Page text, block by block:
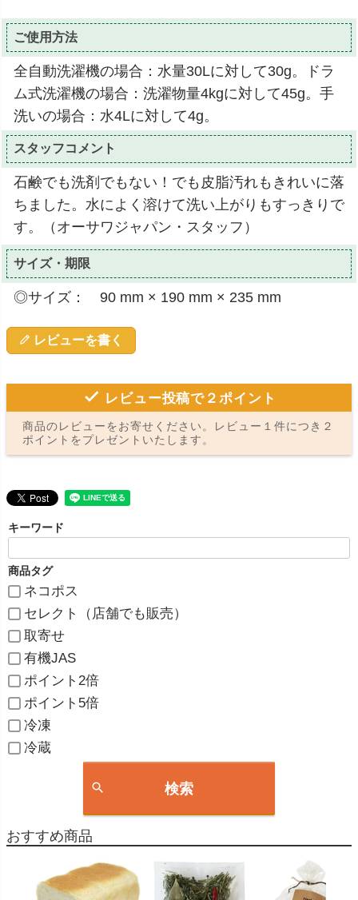
ご使用方法
全自動洗濯機の場合：水量30Lに対して30g。ドラ
ム式洗濯機の場合：洗濯物量4kgに対して45g。手
洗いの場合：水4Lに対して4g。
スタッフコメント
石鹸でも洗剤でもない！でも皮脂汚れもきれいに落
ちました。水によく溶けて洗い上がりもすっきりで
す。（オーサワジャパン・スタッフ）
サイズ・期限
◎サイズ： 90 mm × 190 mm × 235 mm
レビューを書く
レビュー投稿で２ポイント
商品のレビューをお寄せください。レビュー１件につき２
ポイントをプレゼントいたします。
キーワード
商品タグ
ネコポス
セレクト（店舗でも販売）
取寄せ
有機JAS
ポイント2倍
ポイント5倍
冷凍
冷蔵
検索
おすすめ商品